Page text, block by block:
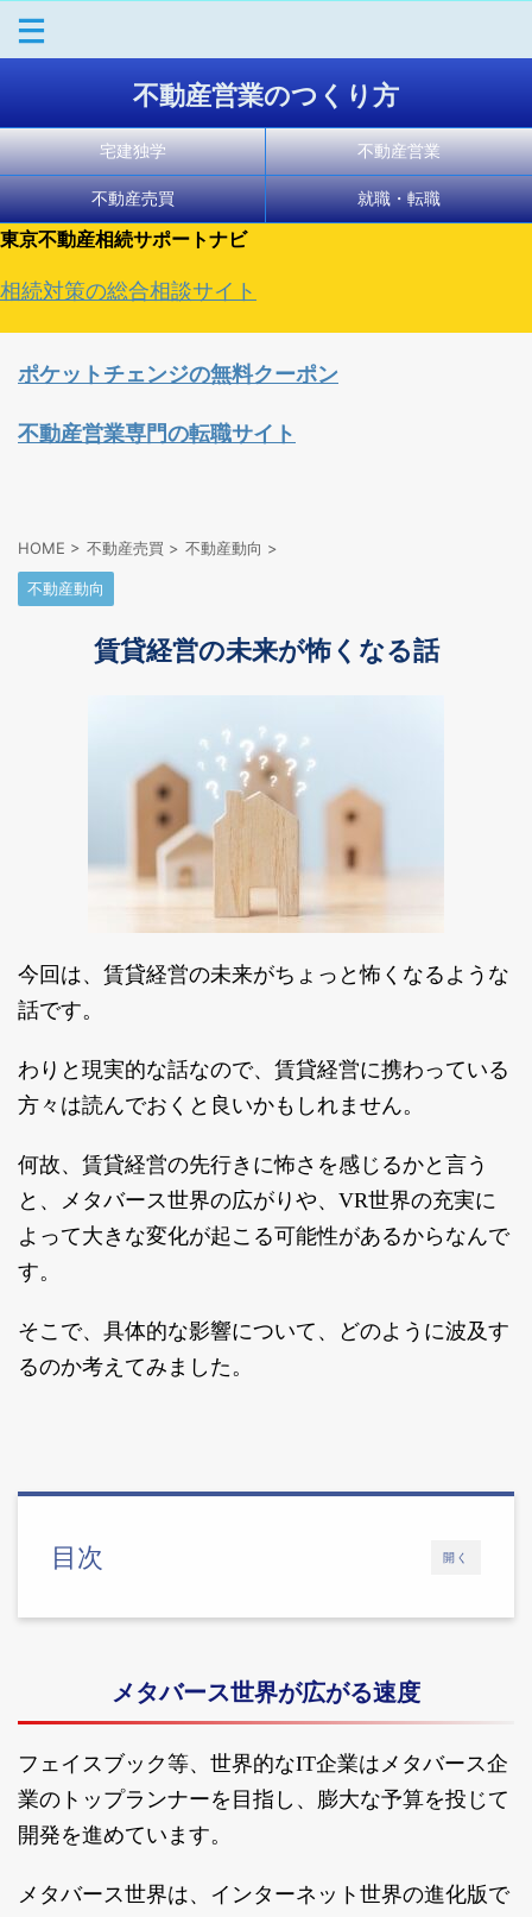
不動産営業のつくり方
宅建独学 不動産営業
不動産売買 就職・転職
東京不動産相続サポートナビ
相続対策の総合相談サイト
ポケットチェンジの無料クーポン
不動産営業専門の転職サイト
HOME > 不動産売買 > 不動産動向 >
不動産動向
賃貸経営の未来が怖くなる話
今回は、賃貸経営の未来がちょっと怖くなるような
話です。
わりと現実的な話なので、賃貸経営に携わっている
方々は読んでおくと良いかもしれません。
何故、賃貸経営の先行きに怖さを感じるかと言う
と、メタバース世界の広がりや、VR世界の充実に
よって大きな変化が起こる可能性があるからなんで
す。
そこで、具体的な影響について、どのように波及す
るのか考えてみました。
開く
目次
メタバース世界が広がる速度
フェイスブック等、世界的なIT企業はメタバース企
業のトップランナーを目指し、膨大な予算を投じて
開発を進めています。
メタバース世界は、インターネット世界の進化版で